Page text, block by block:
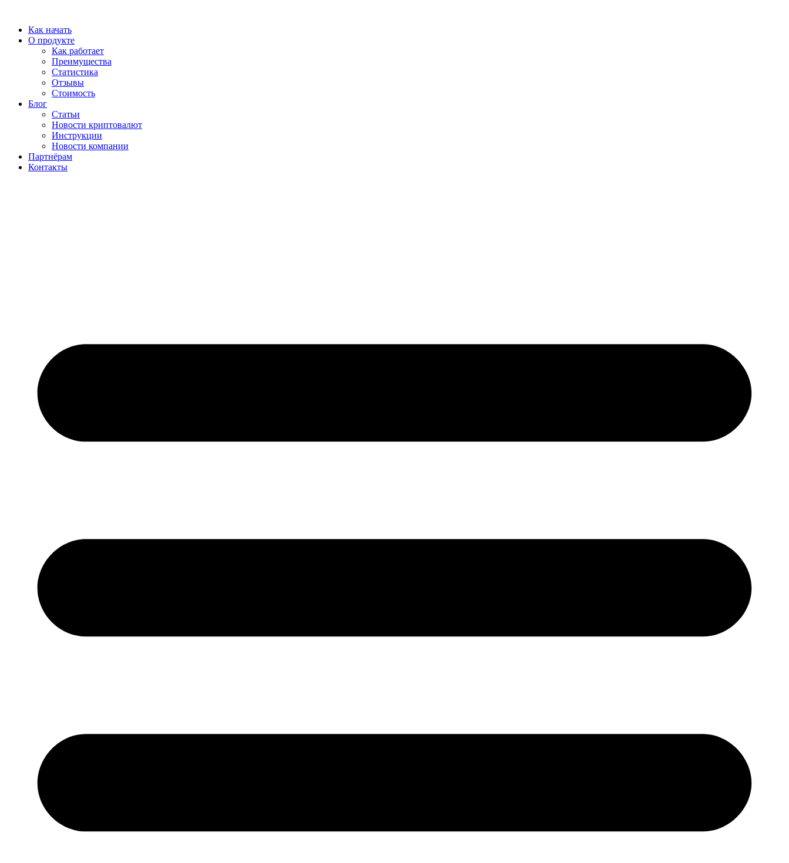
содержимому
Как начать
О продукте
Как работает
Преимущества
Статистика
Отзывы
Стоимость
Блог
Статьи
Новости криптовалют
Инструкции
Новости компании
Партнёрам
Контакты